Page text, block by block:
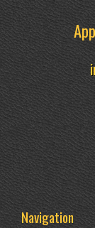
Navigation